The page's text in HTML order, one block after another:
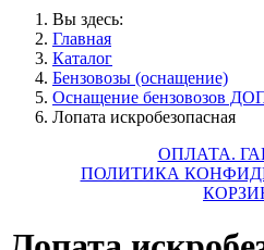
Вы здесь:
Главная
Каталог
Бензовозы (оснащение)
Оснащение бензовозов
Лопата искробезопасная
ОПЛАТА.
ПОЛИТИКА